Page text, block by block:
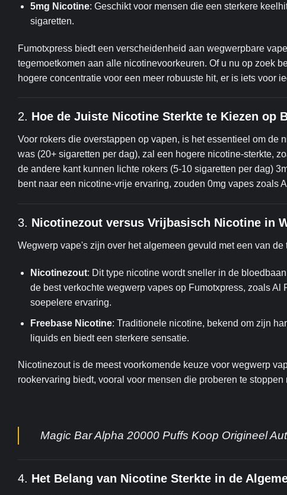
5mg Nicotine: Geschikt voor mensen die een sterkere
sigaretten.
Fumotxpress biedt een verscheidenheid aan wegwerpbare
tegemoetkomen aan alle nicotinevoorkeuren. Of u nu op zoek
hogere concentratie voor een meer robuuste hit, er is iets voor
2. Hoe de Juiste Nicotine Sterkte te Kiezen op
Voor rokers die overstappen op vapen, is het essentieel om
was (20+ sigaretten per dag), zal een hogere nicotine-sterkte,
de andere kant kunnen lichte rokers (5-10 sigaretten per dag)
bent naar een nicotine-vrije ervaring, zouden 0mg vapes zoals
3. Nicotinezout versus Vrijbasisch Nicotine in
Wegwerp vape's zijn over het algemeen gevuld met een van
Nicotinezout: Dit type nicotine wordt sneller in de
de best verkochte wegwerp vapes op Fumotxpress, zoals
soepelere ervaring.
Freebase Nicotine: Traditionele nicotine, bekend om zijn
liquids en biedt een sterkere sensatie.
Nicotinezout is de meest voorkomende keuze voor wegwerp
rookervaring biedt, vooral voor mensen die proberen te stoppen
Magic Bar Alpha 20000 Puffs Koop Origineel
4. Het Belang van Nicotine Sterkte in de